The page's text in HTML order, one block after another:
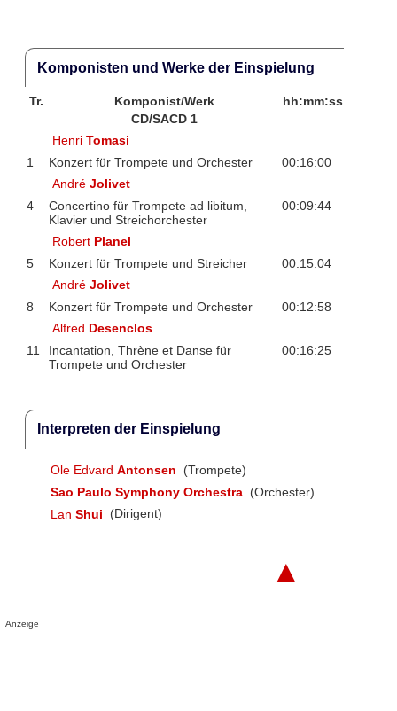
Komponisten und Werke der Einspielung
Tr. Komponist/Werk
hh:mm:ss
CD/SACD 1
HenriTomasi
1
Konzert für Trompete und Orchester
00:16:00
AndréJolivet
4
Concertino für Trompete ad libitum,
Klavier und Streichorchester
00:09:44
Robert Planel
5
Konzert für Trompete und Streicher
00:15:04
AndréJolivet
8
Konzert für Trompete und Orchester
00:12:58
Alfred Desenclos
11
Incantation, Thrène et Danse für
Trompete und Orchester
00:16:25
Interpreten der Einspielung
Ole Edvard Antonsen
(Trompete)
Sao Paulo Symphony Orchestra (Orchester)
Lan Shui (Dirigent)
▲
Anzeige